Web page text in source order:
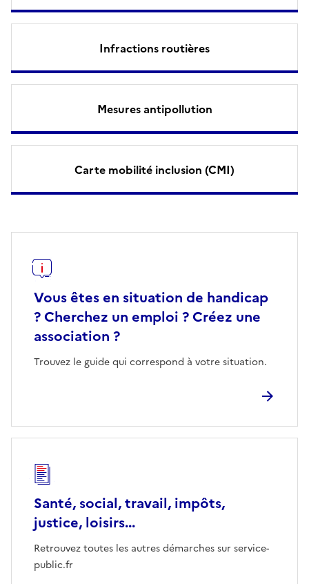
Infractions routières
Mesures antipollution
Carte mobilité inclusion (CMI)
Vous êtes en situation de handicap
? Cherchez un emploi ? Créez une
association ?
Trouvez le guide qui correspond à votre situation.
Santé, social, travail, impôts,
justice, loisirs...
Retrouvez toutes les autres démarches sur service-
public.fr